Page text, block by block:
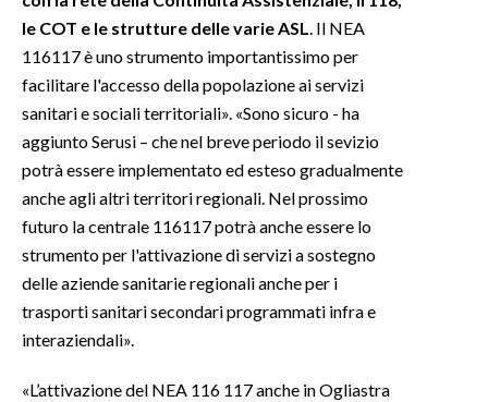
le COT e le strutture delle varie ASL
. Il NEA
116117 è uno strumento importantissimo per
facilitare l'accesso della popolazione ai servizi
sanitari e sociali territoriali». «Sono sicuro - ha
aggiunto Serusi – che nel breve periodo il sevizio
potrà essere implementato ed esteso gradualmente
anche agli altri territori regionali. Nel prossimo
futuro la centrale 116117 potrà anche essere lo
strumento per l'attivazione di servizi a sostegno
delle aziende sanitarie regionali anche per i
trasporti sanitari secondari programmati infra e
interaziendali».
«L’attivazione del NEA 116 117 anche in Ogliastra